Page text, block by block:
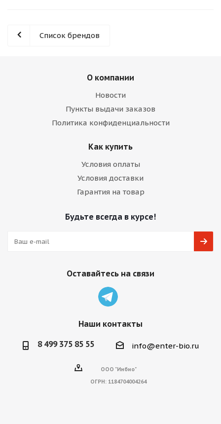
Список брендов
О компании
Новости
Пункты выдачи заказов
Политика конфиденциальности
Как купить
Условия оплаты
Условия доставки
Гарантия на товар
Будьте всегда в курсе!
Оставайтесь на связи
Наши контакты
8 499 375 85 55 info@enter-bio.ru
ООО "Инбио"
ОГРН: 1184704004264